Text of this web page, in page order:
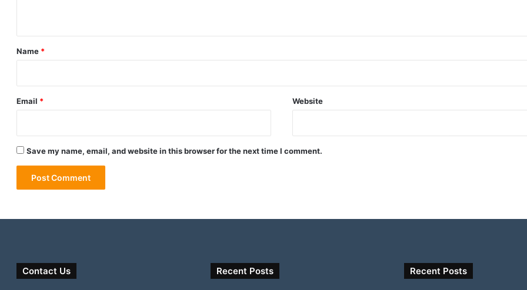
*
Name *
Email * Website
Save my name, email, and website in this browser for the next time I comment.
Contact Us Recent Posts Recent Posts